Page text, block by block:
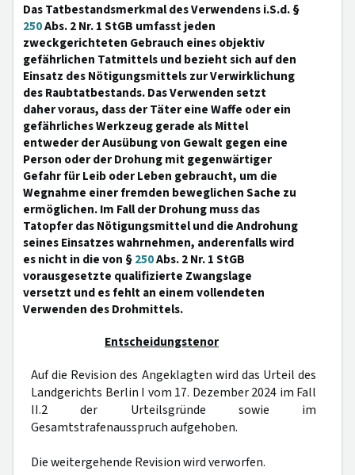
Das Tatbestandsmerkmal des Verwendens i.S.d. §
250Abs. 2 Nr. 1 StGB umfasst jeden
zweckgerichteten Gebrauch eines objektiv
gefährlichen Tatmittels und bezieht sich auf den
Einsatz des Nötigungsmittels zur Verwirklichung
des Raubtatbestands. Das Verwenden setzt
daher voraus, dass der Täter eine Waffe oder ein
gefährliches Werkzeug gerade als Mittel
entweder der Ausübung von Gewalt gegen eine
Person oder der Drohung mit gegenwärtiger
Gefahr für Leib oder Leben gebraucht, um die
Wegnahme einer fremden beweglichen Sache zu
ermöglichen. Im Fall der Drohung muss das
Tatopfer das Nötigungsmittel und die Androhung
seines Einsatzes wahrnehmen, anderenfalls wird
es nicht in die von §250Abs. 2 Nr. 1 StGB
vorausgesetzte qualifizierte Zwangslage
versetzt und es fehlt an einem vollendeten
Verwenden des Drohmittels.
Entscheidungstenor
Auf die Revision des Angeklagten wird das Urteil des
Landgerichts Berlin I vom 17. Dezember 2024 im Fall
II.2 der Urteilsgründe sowie im
Gesamtstrafenausspruch aufgehoben.
Die weitergehende Revision wird verworfen.